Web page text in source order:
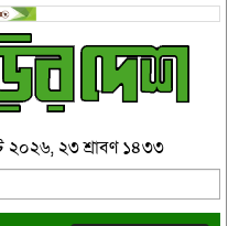
২০২৬, ২৩ শ্রাবণ ১৪৩৩